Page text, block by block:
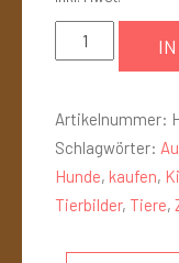
Artikelnummer:
Schlagwörter:
Hunde, kaufen,
Tierbilder, Tiere,